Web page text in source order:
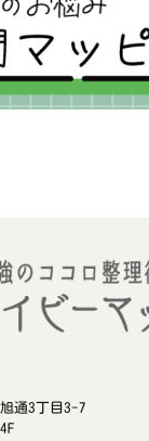
通3丁目3-7